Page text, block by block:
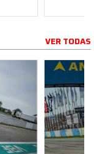
VER TODAS